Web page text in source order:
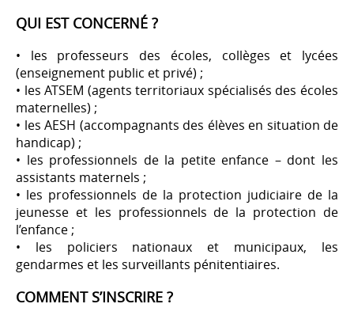
QUI EST CONCERNÉ ?
• les professeurs des écoles, collèges et lycées
(enseignement public et privé) ;
• les ATSEM (agents territoriaux spécialisés des écoles
maternelles) ;
• les AESH (accompagnants des élèves en situation de
handicap) ;
• les professionnels de la petite enfance – dont les
assistants maternels ;
• les professionnels de la protection judiciaire de la
jeunesse et les professionnels de la protection de
l’enfance ;
• les policiers nationaux et municipaux, les
gendarmes et les surveillants pénitentiaires.
COMMENT S’INSCRIRE ?